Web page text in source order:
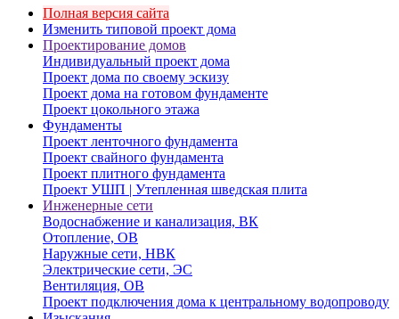
Полная версия сайта
Изменить типовой проект дома
Проектирование домов
Индивидуальный проект дома
Проект дома по своему эскизу
Проект дома на готовом фундаменте
Проект цокольного этажа
Фундаменты
Проект ленточного фундамента
Проект свайного фундамента
Проект плитного фундамента
Проект УШП | Утепленная шведская плита
Инженерные сети
Водоснабжение и канализация, ВК
Отопление, ОВ
Наружные сети, НВК
Электрические сети, ЭС
Вентиляция, ОВ
Проект подключения дома к центральному водопроводу